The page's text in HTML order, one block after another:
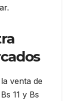
venta de
11 y Bs